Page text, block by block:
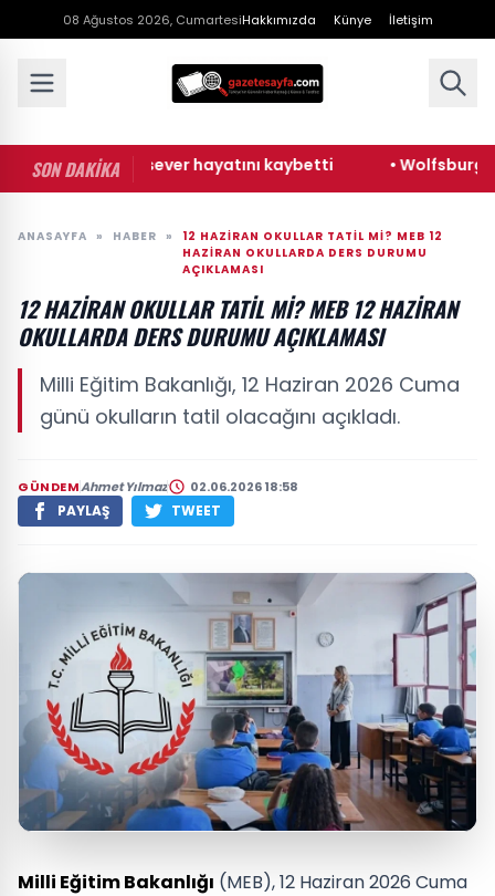
08 Ağustos 2026, CumartesiHakkımızda Künye İletişim
SON DAKİKA
Cansever hayatını kaybetti • Wolfsburg:
ANASAYFA » HABER »
12 HAZIRAN OKULLAR TATIL MI? MEB 12
HAZIRAN OKULLARDA DERS DURUMU
AÇIKLAMASI
12 HAZIRAN OKULLAR TATIL MI? MEB 12 HAZIRAN
OKULLARDA DERS DURUMU AÇIKLAMASI
Milli Eğitim Bakanlığı, 12 Haziran 2026 Cuma
günü okulların tatil olacağını açıkladı.
GÜNDEMAhmet Yılmaz 02.06.2026 18:58
PAYLAŞ TWEET
Milli Eğitim Bakanlığı (MEB), 12 Haziran 2026 Cuma